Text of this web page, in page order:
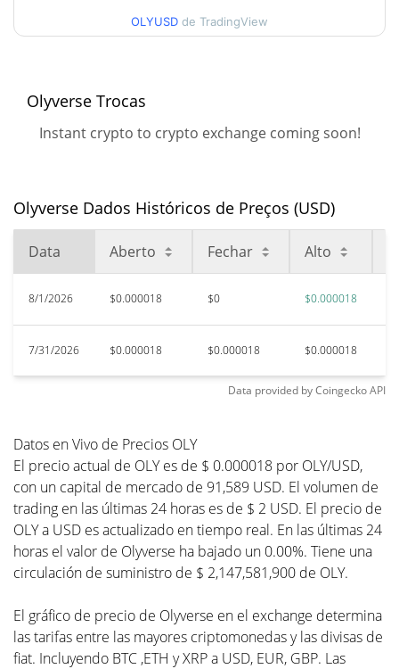
Baixa de todos os tempos
$0.00001401
30.79%
OLYUSD de TradingView
Olyverse Trocas
Instant crypto to crypto exchange coming soon!
Olyverse Dados Históricos de Preços (USD)
Data Aberto Fechar Alto
8/1/2026 $0.000018 $0 $0.000018
7/31/2026 $0.000018 $0.000018 $0.000018
Data provided byCoingeckoAPI
Datos en Vivo de Precios OLY
El precio actual de OLY es de $ 0.000018 por OLY/USD,
con un capital de mercado de 91,589 USD. El volumen de
trading en las últimas 24 horas es de $ 2 USD. El precio de
OLY a USD es actualizado en tiempo real. En las últimas 24
horas el valor de Olyverse ha bajado un 0.00%. Tiene una
circulación de suministro de $ 2,147,581,900 de OLY.
El gráfico de precio de Olyverse en el exchange determina
las tarifas entre las mayores criptomonedas y las divisas de
fiat. Incluyendo BTC ,ETH y XRP a USD, EUR, GBP. Las